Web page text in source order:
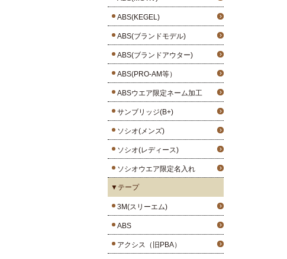
ABS(KEGEL)
ABS(ブランドモデル)
ABS(ブランドアウター)
ABS(PRO-AM等）
ABSウエア限定ネーム加工
サンブリッジ(B+)
ソシオ(メンズ)
ソシオ(レディース)
ソシオウエア限定名入れ
▼テープ
3M(スリーエム)
ABS
アクシス（旧PBA）